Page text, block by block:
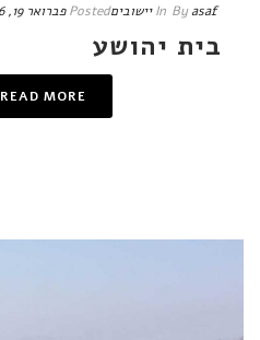
Byasaf
In יישוביםPosted פברואר 19, 2016
בית יהושע
READ MORE